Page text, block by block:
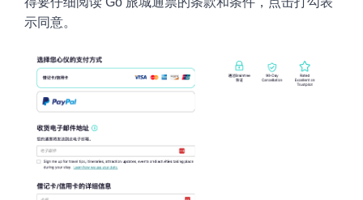
示同意。